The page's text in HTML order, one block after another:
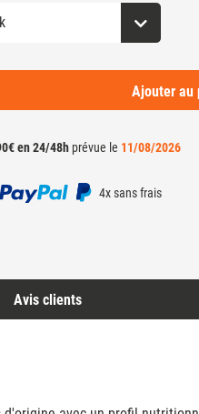
Ajouter au
en 24/48h prévue le 11/08/2026
4x sans frais
Avis clients